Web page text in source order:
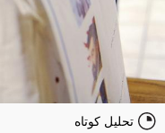
تحلیل کوتاه